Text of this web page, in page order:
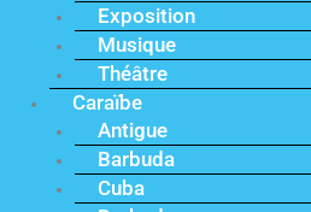
Exposition
Musique
Théâtre
Caraïbe
Antigue
Barbuda
Cuba